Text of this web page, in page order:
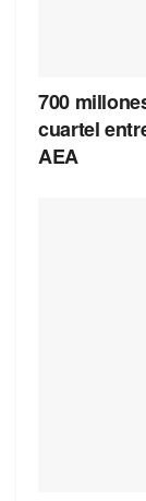
700
cuartel
AEA